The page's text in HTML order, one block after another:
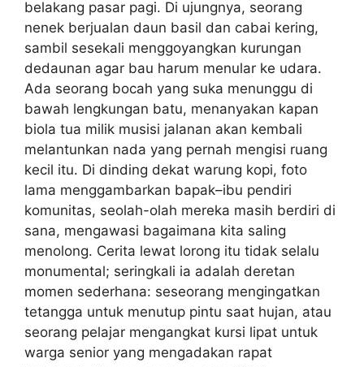
belakang pasar pagi. Di ujungnya, seorang
nenek berjualan daun basil dan cabai kering,
sambil sesekali menggoyangkan kurungan
dedaunan agar bau harum menular ke udara.
Ada seorang bocah yang suka menunggu di
bawah lengkungan batu, menanyakan kapan
biola tua milik musisi jalanan akan kembali
melantunkan nada yang pernah mengisi ruang
kecil itu. Di dinding dekat warung kopi, foto
lama menggambarkan bapak–ibu pendiri
komunitas, seolah-olah mereka masih berdiri di
sana, mengawasi bagaimana kita saling
menolong. Cerita lewat lorong itu tidak selalu
monumental; seringkali ia adalah deretan
momen sederhana: seseorang mengingatkan
tetangga untuk menutup pintu saat hujan, atau
seorang pelajar mengangkat kursi lipat untuk
warga senior yang mengadakan rapat